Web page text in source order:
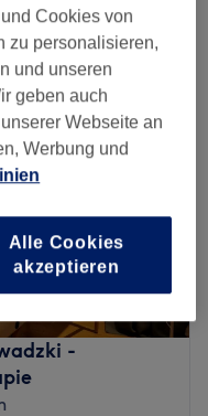
Hamburg
-
Cookies von
zu personalisieren,
und unseren
geben auch
Webseite an
Werbung und
Alle Cookies
akzeptieren